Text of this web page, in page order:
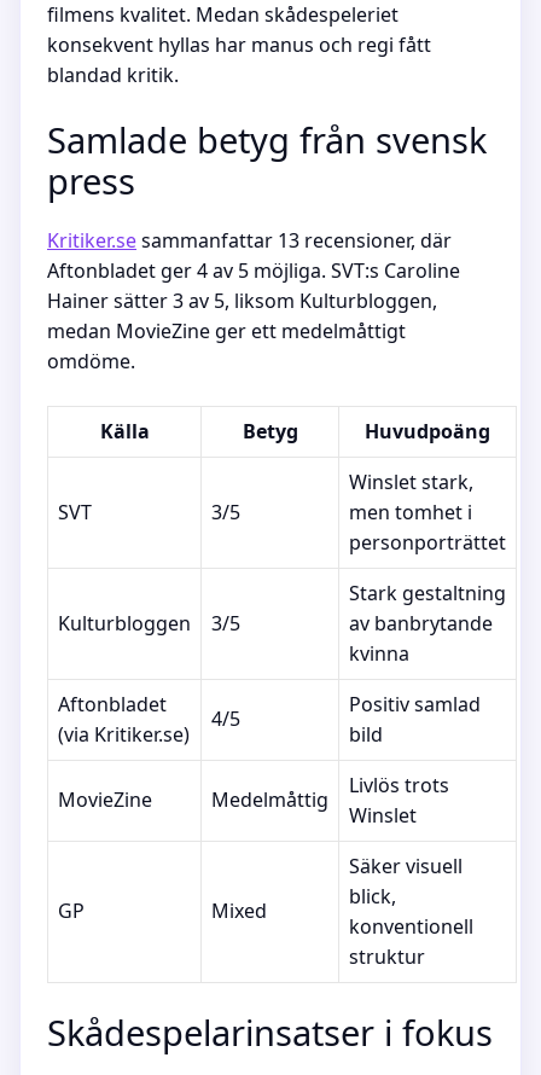
filmens kvalitet. Medan skådespeleriet
konsekvent hyllas har manus och regi fått
blandad kritik.
Samlade betyg från svensk
press
Kritiker.sesammanfattar 13 recensioner, där
Aftonbladet ger 4 av 5 möjliga. SVT:s Caroline
Hainer sätter 3 av 5, liksom Kulturbloggen,
medan MovieZine ger ett medelmåttigt
omdöme.
Källa Betyg Huvudpoäng
SVT 3/5
Winslet stark,
men tomhet i
personporträttet
Kulturbloggen 3/5
Stark gestaltning
av banbrytande
kvinna
Aftonbladet
(via Kritiker.se)
4/5
Positiv samlad
bild
MovieZine Medelmåttig
Livlös trots
Winslet
GP Mixed
Säker visuell
blick,
konventionell
struktur
Skådespelarinsatser i fokus